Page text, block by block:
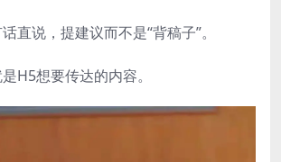
直说，提建议而不是“背稿子”。
H5想要传达的内容。